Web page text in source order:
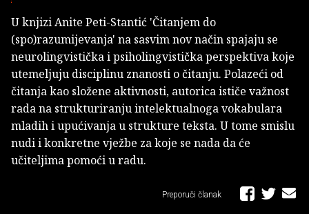
U knjizi Anite Peti-Stantić 'Čitanjem do
(spo)razumijevanja' na sasvim nov način spajaju se
neurolingvistička i psiholingvistička perspektiva koje
utemeljuju disciplinu znanosti o čitanju. Polazeći od
čitanja kao složene aktivnosti, autorica ističe važnost
rada na strukturiranju intelektualnoga vokabulara
mladih i upućivanja u strukture teksta. U tome smislu
nudi i konkretne vježbe za koje se nada da će
učiteljima pomoći u radu.
Preporuči članak